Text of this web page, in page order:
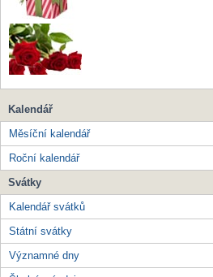
Kalendář
Měsíční kalendář
Roční kalendář
Svátky
Kalendář svátků
Státní svátky
Významné dny